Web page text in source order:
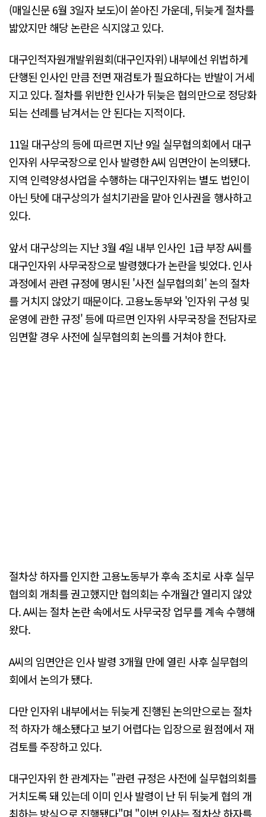
(매일신문 6월 3일자 보도)이 쏟아진 가운데, 뒤늦게 절차를
밟았지만 해당 논란은 식지않고 있다.
대구인적자원개발위원회(대구인자위) 내부에선 위법하게
단행된 인사인 만큼 전면 재검토가 필요하다는 반발이 거세
지고 있다. 절차를 위반한 인사가 뒤늦은 협의만으로 정당화
되는 선례를 남겨서는 안 된다는 지적이다.
11일 대구상의 등에 따르면 지난 9일 실무협의회에서 대구
인자위 사무국장으로 인사 발령한 A씨 임면안이 논의됐다.
지역 인력양성사업을 수행하는 대구인자위는 별도 법인이
아닌 탓에 대구상의가 설치기관을 맡아 인사권을 행사하고
있다.
앞서 대구상의는 지난 3월 4일 내부 인사인 1급 부장 A씨를
대구인자위 사무국장으로 발령했다가 논란을 빚었다. 인사
과정에서 관련 규정에 명시된 '사전 실무협의회' 논의 절차
를 거치지 않았기 때문이다. 고용노동부와 '인자위 구성 및
운영에 관한 규정' 등에 따르면 인자위 사무국장을 전담자로
임면할 경우 사전에 실무협의회 논의를 거쳐야 한다.
절차상 하자를 인지한 고용노동부가 후속 조치로 사후 실무
협의회 개최를 권고했지만 협의회는 수개월간 열리지 않았
다. A씨는 절차 논란 속에서도 사무국장 업무를 계속 수행해
왔다.
A씨의 임면안은 인사 발령 3개월 만에 열린 사후 실무협의
회에서 논의가 됐다.
다만 인자위 내부에서는 뒤늦게 진행된 논의만으로는 절차
적 하자가 해소됐다고 보기 어렵다는 입장으로 원점에서 재
검토를 주장하고 있다.
대구인자위 한 관계자는 "관련 규정은 사전에 실무협의회를
거치도록 돼 있는데 이미 인사 발령이 난 뒤 뒤늦게 협의 개
최하는 방식으로 진행됐다"며 "이번 인사는 절차상 하자를